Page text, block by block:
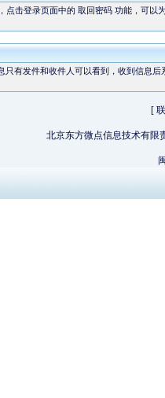
点击登录页面中的 取回密码 功能，可以
有发件和收件人可以看到，收到信息
[
北京东方微点信息技术有限